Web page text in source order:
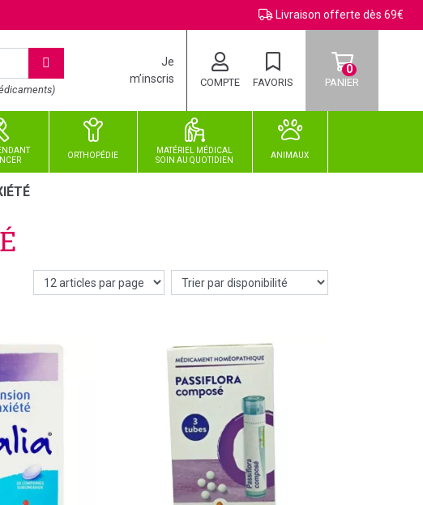
Livraison offerte dès 69€
Je
m’inscris
COMPTE FAVORIS PANIER
0
ORTHOPÉDIE
MATÉRIEL MÉDICAL
SOINAUQUOTIDIEN
ANIMAUX